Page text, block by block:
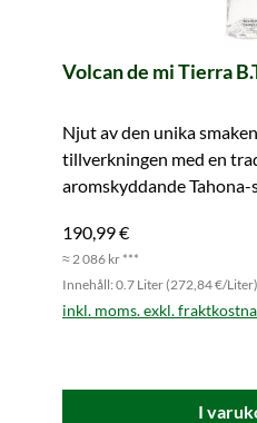
Volcan de mi Tierra
Njut av den unika
tillverkningen med en
aromskyddande Tahona-
190,99 €
≈ 2 086 kr ***
Innehåll: 0.7 Liter (272,84 €/Liter)
inkl. moms. exkl.
I